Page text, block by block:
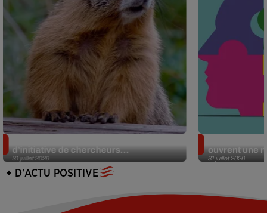
31 juillet 2026
d’initiative de chercheurs...
31 juillet 2026
ouvrent une
+ D'ACTU POSITIVE